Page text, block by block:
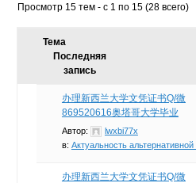
Просмотр 15 тем - с 1 по 15 (28 всего)
Тема
Последняя
запись
办理新西兰大学文凭证书Q/微
869520616奥塔哥大学毕业
Автор:
lwxbi77x
в: Актуальность альтернативной
办理新西兰大学文凭证书Q/微